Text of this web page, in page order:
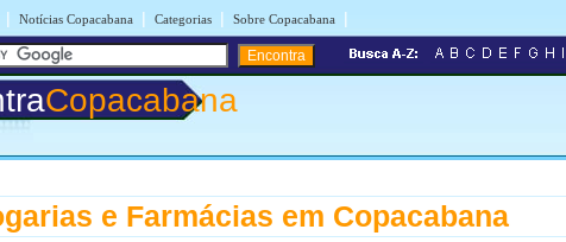
| Notícias Copacabana | Categorias | Sobre Copacabana |
Copacabana
e Farmácias em Copacabana